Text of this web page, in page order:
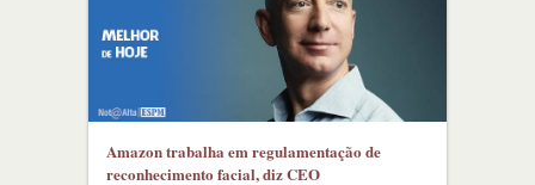
Amazon trabalha em regulamentação de
reconhecimento facial, diz CEO